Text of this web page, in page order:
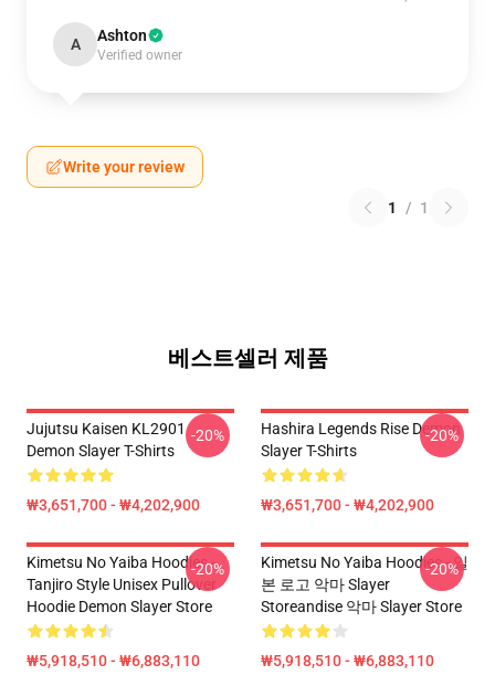
A Ashton
Verified owner
Write your review
1 / 1
베스트셀러 제품
Jujutsu Kaisen KL2901
Demon Slayer T-Shirts
₩3,651,700 - ₩4,202,900
-20%
Hashira Legends Rise Demon
Slayer T-Shirts
₩3,651,700 - ₩4,202,900
-20%
Kimetsu No Yaiba Hoodies -
Tanjiro Style Unisex Pullover
Hoodie Demon Slayer Store
₩5,918,510 - ₩6,883,110
-20%
Kimetsu No Yaiba Hoodies - 일
본 로고 악마 Slayer
Storeandise 악마 Slayer Store
₩5,918,510 - ₩6,883,110
-20%